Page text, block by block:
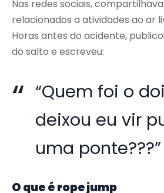
Nas redes sociais,
relacionados a atividades ao ar
Horas antes do acidente,
do salto e escreveu:
“Quem foi o
deixou eu vir
uma ponte???”
O que é rope jump